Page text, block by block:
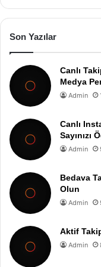
Son Yazılar
Canlı
Medya
Admin
Canlı
Sayınızı
Admin
Bedava
Olun
Admin
Aktif
Admin